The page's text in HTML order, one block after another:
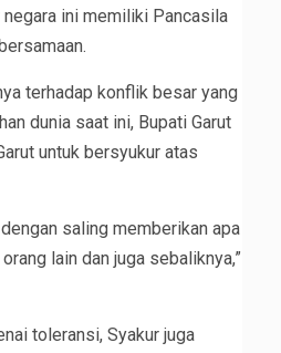
negara ini memiliki Pancasila
terhadap konflik besar yang
dunia saat ini, Bupati Garut
untuk bersyukur atas
saling memberikan apa
lain dan juga sebaliknya,”
toleransi, Syakur juga